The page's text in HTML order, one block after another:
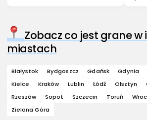
Zobacz co jest grane w
miastach
Białystok Bydgoszcz Gdańsk Gdynia
Kielce
Kraków Lublin Łódź Olsztyn
Rzeszów
Sopot Szczecin Toruń
Zielona Góra